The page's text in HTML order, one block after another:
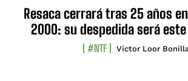
Resaca cerrará tras 25 años
2000: su despedida será este
#NTF Víctor Loor